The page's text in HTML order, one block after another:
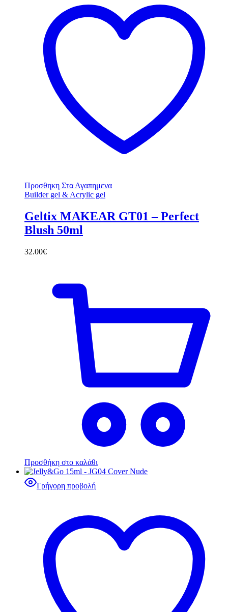
Προσθηκη Στα Αγαπημενα
Builder gel & Acrylic gel
Geltix MAKEAR GT01 – Perfect
Blush 50ml
32.00€
Προσθήκη στο καλάθι
Γρήγορη προβολή